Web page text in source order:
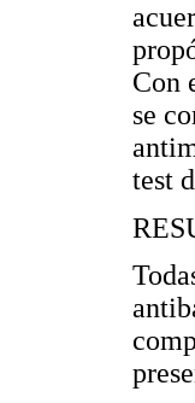
Con
se
test